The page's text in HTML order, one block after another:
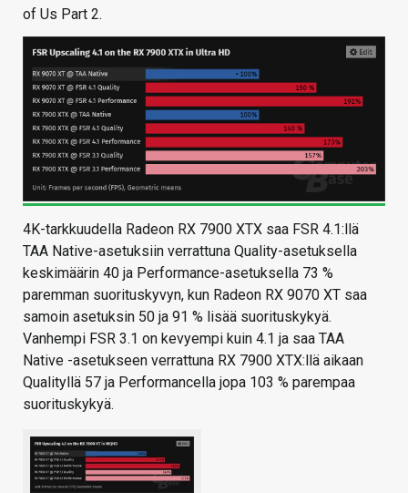
of Us Part 2.
4K-tarkkuudella Radeon RX 7900 XTX saa FSR 4.1:llä
TAA Native-asetuksiin verrattuna Quality-asetuksella
keskimäärin 40 ja Performance-asetuksella 73 %
paremman suorituskyvyn, kun Radeon RX 9070 XT saa
samoin asetuksin 50 ja 91 % lisää suorituskykyä.
Vanhempi FSR 3.1 on kevyempi kuin 4.1 ja saa TAA
Native -asetukseen verrattuna RX 7900 XTX:llä aikaan
Qualityllä 57 ja Performancella jopa 103 % parempaa
suorituskykyä.